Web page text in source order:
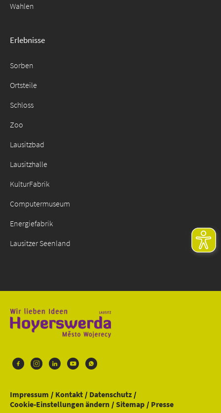
Wahlen
Erlebnisse
Sorben
Ortsteile
Schloss
Zoo
Lausitzbad
Lausitzhalle
KulturFabrik
Computermuseum
Energiefabrik
Lausitzer Seenland
Impressum Kontakt
Datenschutz
Cookie-Einstellungen ändern
Sitemap Presse